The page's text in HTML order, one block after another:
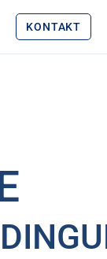
KONTAKT